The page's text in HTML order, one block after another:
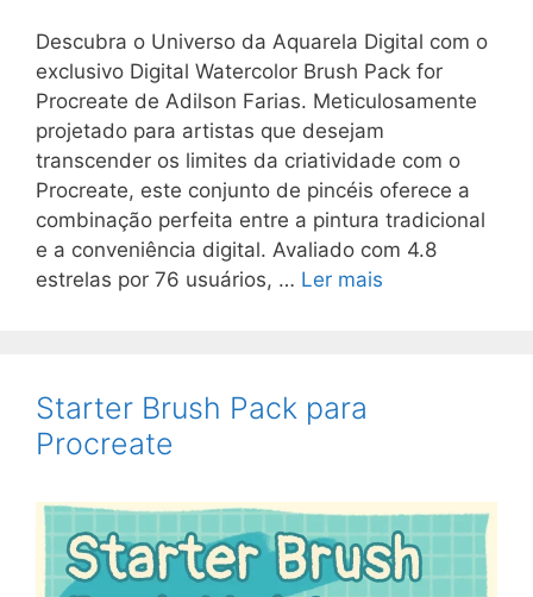
Descubra o Universo da Aquarela Digital com o
exclusivo Digital Watercolor Brush Pack for
Procreate de Adilson Farias. Meticulosamente
projetado para artistas que desejam
transcender os limites da criatividade com o
Procreate, este conjunto de pincéis oferece a
combinação perfeita entre a pintura tradicional
e a conveniência digital. Avaliado com 4.8
estrelas por 76 usuários, … Ler mais
Starter Brush Pack para
Procreate